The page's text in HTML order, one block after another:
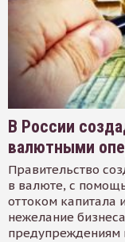
В России
валютными
Правительство
в валюте, с
оттоком капитала
нежелание
предупреждениям